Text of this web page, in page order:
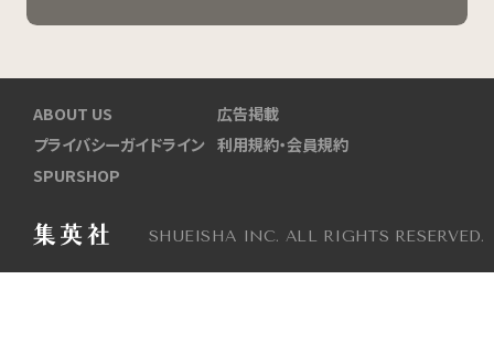
ABOUT US
広告掲載
プライバシーガイドライン 利用規約・会員規約
SPURSHOP
SHUEISHA INC. ALL RIGHTS RESERVED.